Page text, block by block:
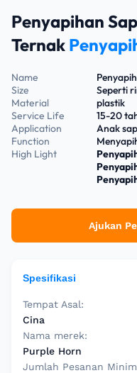
Penyapihan
Ternak
Name
Size
Seperti
Material
plastik
Service Life
15-20
Application
Anak
Function
High Light
Ajukan
Spesifikasi
Tempat Asal:
Cina
Nama merek:
Purple Horn
Jumlah Pesanan